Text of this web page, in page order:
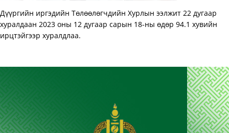
Дүүргийн иргэдийн Төлөөлөгчдийн Хурлын ээлжит 22 дугаар
хуралдаан 2023 оны 12 дугаар сарын 18-ны өдөр 94.1 хувийн
ирцтэйгээр хуралдлаа.